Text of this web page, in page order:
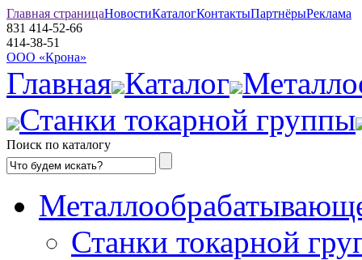
Главная страницаНовостиКаталогКонтактыПартнёрыРеклама
831 414-52-66
414-38-51
ООО «Крона»
Главная Каталог
Станки токарной группы
Поиск по каталогу
Станки токарной